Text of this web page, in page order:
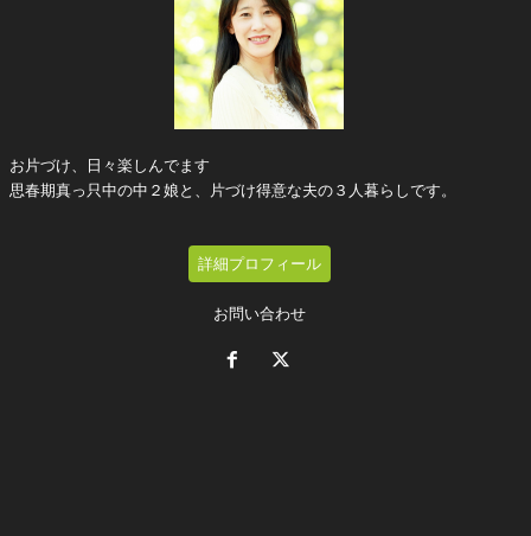
お片づけ、日々楽しんでます
思春期真っ只中の中２娘と、片づけ得意な夫の３人暮らしです。
詳細プロフィール
お問い合わせ